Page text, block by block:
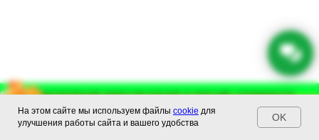
Бесплатная консультация и расчет стоимости
+74993023130
Бесплатная консультация и расчет стоимости
+74993023130
29 : 35На этом сайте мы используем файлы cookie для
улучшения работы сайта и вашего удобства
OK